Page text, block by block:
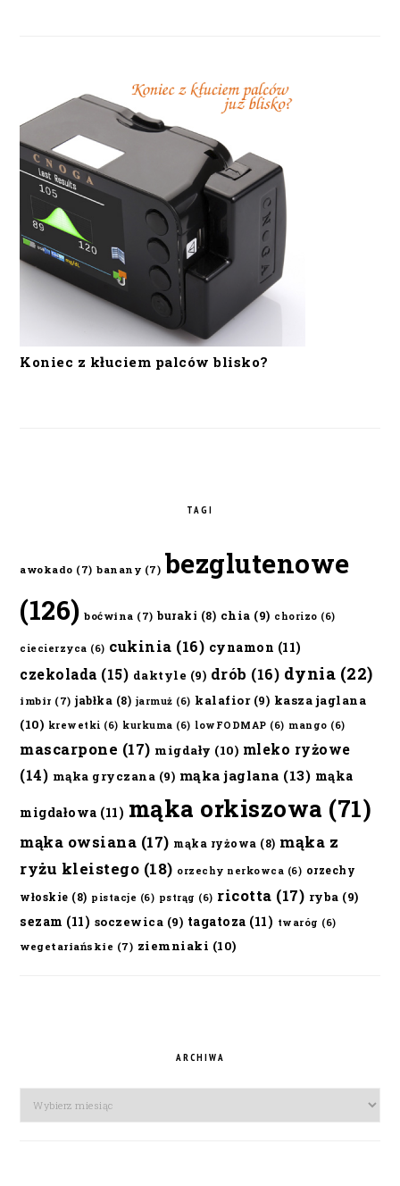
Koniec z kłuciem palców blisko?
TAGI
awokado (7) banany (7) bezglutenowe
(126) boćwina (7) buraki (8) chia (9) chorizo (6)
ciecierzyca (6) cukinia (16) cynamon (11)
czekolada (15) daktyle (9) drób (16) dynia (22)
imbir (7) jabłka (8) jarmuż (6) kalafior(9) kasza jaglana
(10) krewetki (6) kurkuma (6) lowFODMAP (6) mango (6)
mascarpone (17) migdały (10) mleko ryżowe
(14) mąka gryczana (9) mąka jaglana (13) mąka
migdałowa (11) mąka orkiszowa (71)
mąka owsiana (17) mąka ryżowa (8) mąka z
ryżu kleistego (18) orzechy nerkowca (6) orzechy
włoskie (8) pistacje (6) pstrąg (6) ricotta (17) ryba (9)
sezam (11) soczewica (9) tagatoza (11) twaróg (6)
wegetariańskie (7) ziemniaki (10)
ARCHIWA
Archiwa